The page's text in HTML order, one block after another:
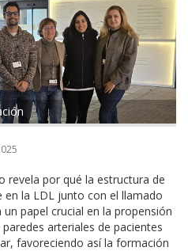
revela por qué la estructura de
la LDL junto con el llamado
papel crucial en la propensión
arteriales de pacientes
favoreciendo así la formación